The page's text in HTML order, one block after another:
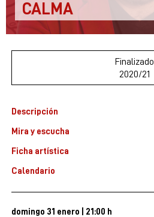
CALMA
Finalizado
2020/21
Descripción
Mira y escucha
Ficha artística
Calendario
domingo 31 enero 21:00 h